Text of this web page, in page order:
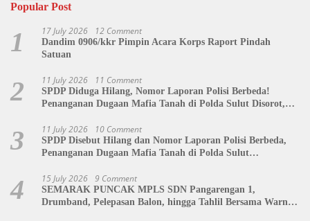
Popular Post
1 17 July 2026 12 Comment
Dandim 0906/kkr Pimpin Acara Korps Raport Pindah
Satuan
2 11 July 2026 11 Comment
SPDP Diduga Hilang, Nomor Laporan Polisi Berbeda!
Penanganan Dugaan Mafia Tanah di Polda Sulut Disorot,
3 11 July 2026 10 Comment
SPDP Disebut Hilang dan Nomor Laporan Polisi Berbeda,
Penanganan Dugaan Mafia Tanah di Polda Sulut
4 15 July 2026 9 Comment
SEMARAK PUNCAK MPLS SDN Pangarengan 1,
Drumband, Pelepasan Balon, hingga Tahlil Bersama Warnai